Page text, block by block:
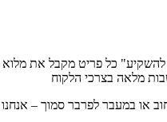
להשקיע" כל פריט מקבל את
מלאה בצרכי הלקוח
במעבר לפרבר סמוך –